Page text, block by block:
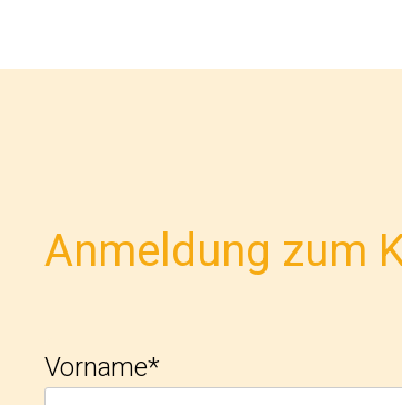
Anmeldung zum
Vorname*